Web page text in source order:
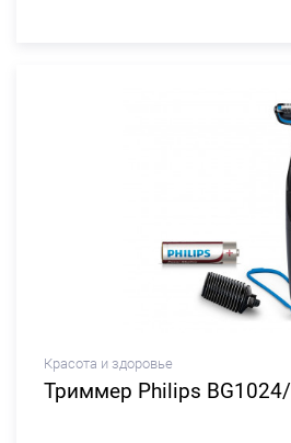
Красота и здоровье
Триммер Philips